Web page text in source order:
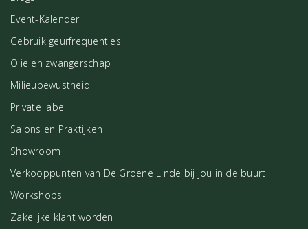
Event-Kalender
Gebruik geurfrequenties
Olie en zwangerschap
Milieubewustheid
Private label
Salons en Praktijken
Showroom
Verkooppunten van De Groene Linde bij jou in de buurt
Workshops
Zakelijke klant worden